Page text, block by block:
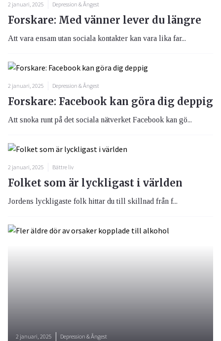
2 januari, 2025 Depression & Ångest
Forskare: Med vänner lever du längre
Att vara ensam utan sociala kontakter kan vara lika far...
2 januari, 2025 Depression & Ångest
Forskare: Facebook kan göra dig deppig
Att snoka runt på det sociala nätverket Facebook kan gö...
2 januari, 2025 Bättre liv
Folket som är lyckligast i världen
Jordens lyckligaste folk hittar du till skillnad från f...
2 januari, 2025 Depression & Ångest